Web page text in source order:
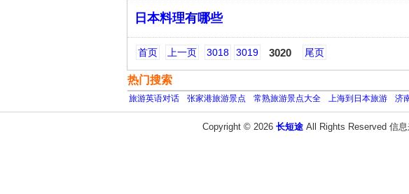
日本料理有哪些
首页 上一页 3018 3019 3020 尾页
热门搜索
旅游英语对话 张家港旅游景点 常熟旅游景点大全 上海到日本旅游 济
Copyright © 2026 长短途All Rights Reserved 信息